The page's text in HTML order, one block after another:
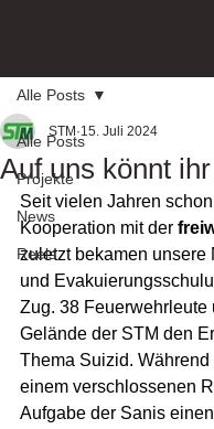
Alle Posts
Projekte
News
Reels
Alle Posts
Auf uns könnt
STM 15. Juli 2024
Seit vielen Jahren
Kooperation mit der
zuletzt bekamen unsere
und
Zug. 38 Feuerwehrleute
Gelände der STM den
Thema Suizid.
einem verschlossenen
Aufgabe der Sanis